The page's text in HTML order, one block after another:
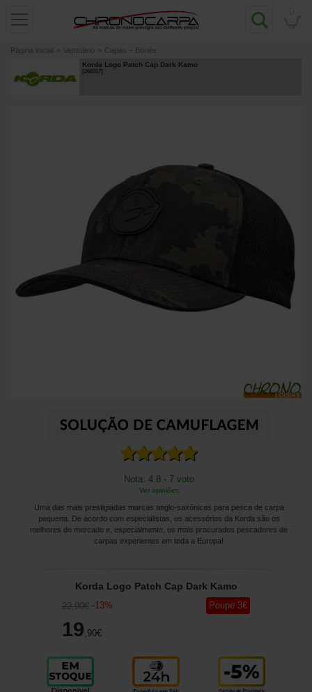
Página inicial » Vestuário » Capas – Bonés
Korda Logo Patch Cap Dark Kamo
[268317]
Nota: 4.8 - 7 voto
Ver opiniões
Uma das mais prestigiadas marcas anglo-saxônicas para pesca de carpa
pequena. De acordo com especialistas, os acessórios da Korda são os
melhores do mercado e, especialmente, os mais procurados pescadores de
carpas experientes em toda a Europa!
Korda Logo Patch Cap Dark Kamo
22,90€ -13%
19 ,90€
Poupe 3€